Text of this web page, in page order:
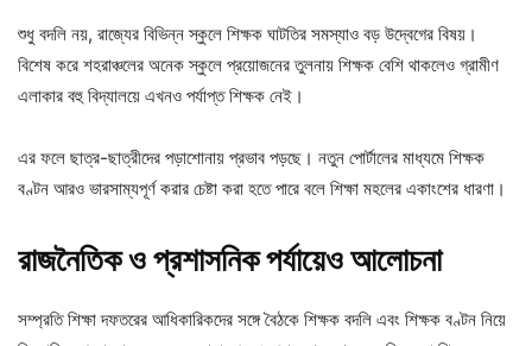
শুধু বদলি নয়, রাজ্যের বিভিন্ন স্কুলে শিক্ষক ঘাটতির সমস্যাও বড় উদ্বেগের বিষয়।
বিশেষ করে শহরাঞ্চলের অনেক স্কুলে প্রয়োজনের তুলনায় শিক্ষক বেশি থাকলেও গ্রামীণ
এলাকার বহু বিদ্যালয়ে এখনও পর্যাপ্ত শিক্ষক নেই।
এর ফলে ছাত্র-ছাত্রীদের পড়াশোনায় প্রভাব পড়ছে। নতুন পোর্টালের মাধ্যমে শিক্ষক
বণ্টন আরও ভারসাম্যপূর্ণ করার চেষ্টা করা হতে পারে বলে শিক্ষা মহলের একাংশের ধারণা।
রাজনৈতিকওপ্রশাসনিকপর্যায়েওআলোচনা
সম্প্রতি শিক্ষা দফতরের আধিকারিকদের সঙ্গে বৈঠকে শিক্ষক বদলি এবং শিক্ষক বণ্টন নিয়ে